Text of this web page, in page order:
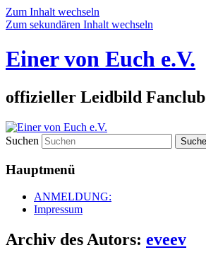
Zum Inhalt wechseln
Zum sekundären Inhalt wechseln
Einer von Euch e.V.
offizieller Leidbild Fanclub
Suchen
Hauptmenü
ANMELDUNG:
Impressum
Archiv des Autors: eveev